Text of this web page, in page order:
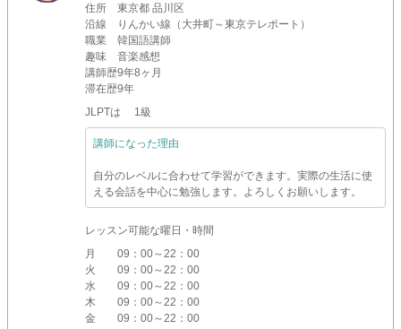
住所
東京都 品川区
沿線
りんかい線（大井町～東京テレポート）
職業
韓国語講師
趣味
音楽感想
講師歴9年8ヶ月
滞在歴9年
JLPTは 1級
講師になった理由
自分のレベルに合わせて学習ができます。実際の生活に使
える会話を中心に勉強します。よろしくお願いします。
レッスン可能な曜日・時間
月
09：00～22：00
火
09：00～22：00
水
09：00～22：00
木
09：00～22：00
金
09：00～22：00